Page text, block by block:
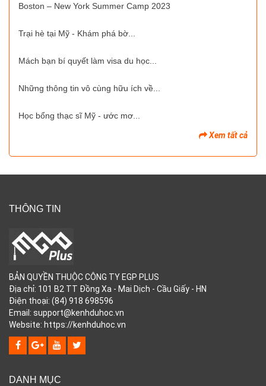
Boston – New York Summer Camp 2023
Trại hè tại Mỹ - Khám phá bờ...
Mách bạn bí quyết làm visa du học...
Những thông tin vô cùng hữu ích về...
Học bổng thạc sĩ Mỹ - ước mơ...
Xem tất cả
THÔNG TIN
BẢN QUYỀN THUỘC CÔNG TY EGP PLUS
Địa chỉ: 101 B2 TT Đồng Xa - Mai Dịch - Cầu Giấy - HN
Điện thoại: (84) 918 698596
Email: support@kenhduhoc.vn
Website: https://kenhduhoc.vn
DANH MỤC